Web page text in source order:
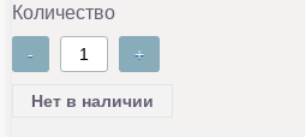
Количество
- +
Нет в наличии